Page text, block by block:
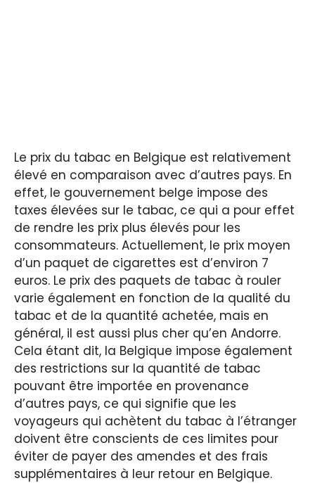
Le prix du tabac en Belgique est relativement
élevé en comparaison avec d’autres pays. En
effet, le gouvernement belge impose des
taxes élevées sur le tabac, ce qui a pour effet
de rendre les prix plus élevés pour les
consommateurs. Actuellement, le prix moyen
d’un paquet de cigarettes est d’environ 7
euros. Le prix des paquets de tabac à rouler
varie également en fonction de la qualité du
tabac et de la quantité achetée, mais en
général, il est aussi plus cher qu’en Andorre.
Cela étant dit, la Belgique impose également
des restrictions sur la quantité de tabac
pouvant être importée en provenance
d’autres pays, ce qui signifie que les
voyageurs qui achètent du tabac à l’étranger
doivent être conscients de ces limites pour
éviter de payer des amendes et des frais
supplémentaires à leur retour en Belgique.